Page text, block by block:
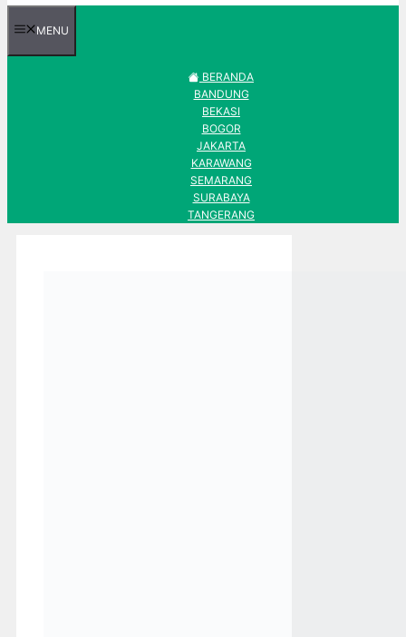
MENU
BERANDA
BANDUNG
BEKASI
BOGOR
JAKARTA
KARAWANG
SEMARANG
SURABAYA
TANGERANG